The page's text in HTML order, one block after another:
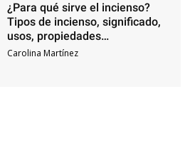
¿Para qué sirve el incienso?
Tipos de incienso, significado,
usos, propiedades…
Carolina Martínez